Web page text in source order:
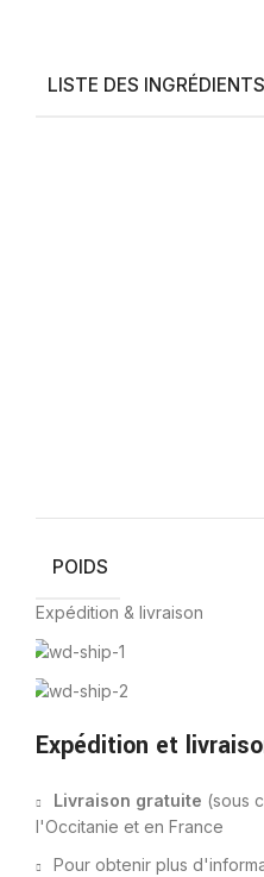
LISTE DES INGRÉDIENTS
POIDS
Expédition & livraison
Expédition et
Livraison gratuite (sous
l'Occitanie et en France
Pour obtenir plus